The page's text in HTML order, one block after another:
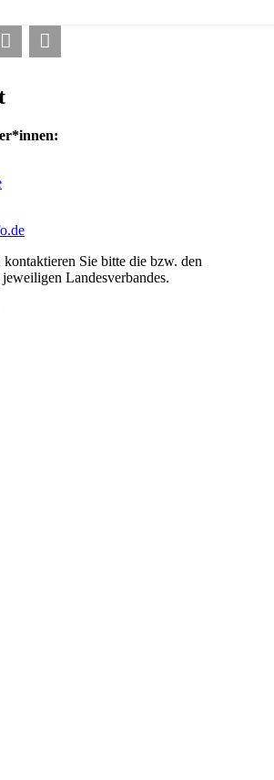
Sie bitte die bzw. den
Landesverbandes.